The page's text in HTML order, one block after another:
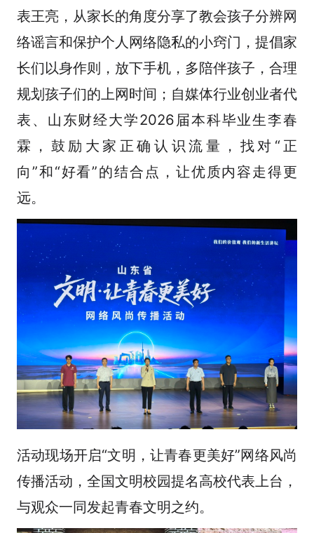
表王亮，从家长的角度分享了教会孩子分辨网
络谣言和保护个人网络隐私的小窍门，提倡家
长们以身作则，放下手机，多陪伴孩子，合理
规划孩子们的上网时间；自媒体行业创业者代
表、山东财经大学2026届本科毕业生李春
霖，鼓励大家正确认识流量，找对“正
向”和“好看”的结合点，让优质内容走得更
远。
活动现场开启“文明，让青春更美好”网络风尚
传播活动，全国文明校园提名高校代表上台，
与观众一同发起青春文明之约。